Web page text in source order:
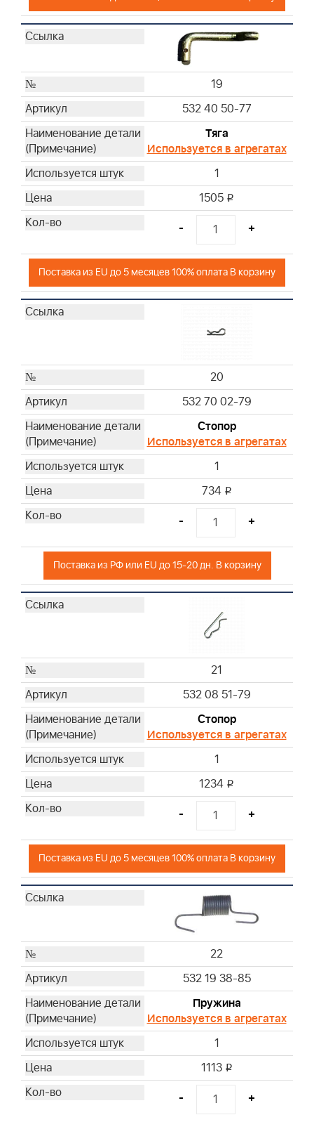
19
532 40 50-77
Тяга
Используется в агрегатах
1
1505 i
- +
Поставка из EU до 5 месяцев 100% оплата В корзину
20
532 70 02-79
Стопор
Используется в агрегатах
1
734 i
- +
Поставка из РФ или EU до 15-20 дн. В корзину
21
532 08 51-79
Стопор
Используется в агрегатах
1
1234 i
- +
Поставка из EU до 5 месяцев 100% оплата В корзину
22
532 19 38-85
Пружина
Используется в агрегатах
1
1113 i
- +